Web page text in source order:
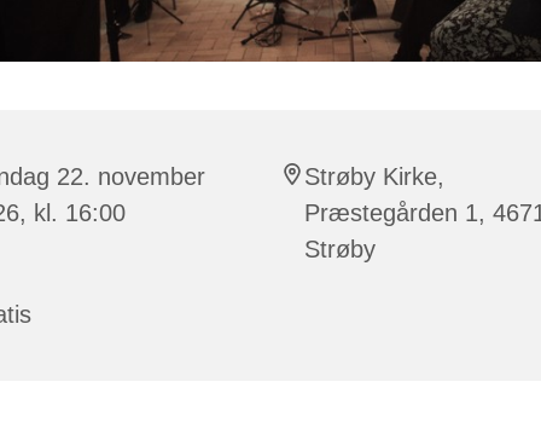
22. november
kl. 16:00
Strøby Kirke,
Præstegården 1,
Strøby